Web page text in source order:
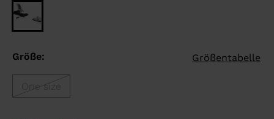
Größe: Größentabelle
One size